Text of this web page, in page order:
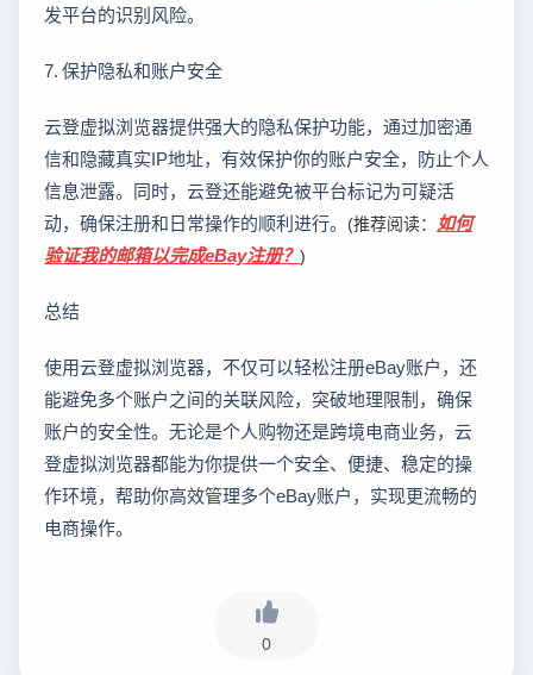
发平台的识别风险。
7. 保护隐私和账户安全
云登虚拟浏览器提供强大的隐私保护功能，通过加密通
信和隐藏真实IP地址，有效保护你的账户安全，防止个人
信息泄露。同时，云登还能避免被平台标记为可疑活
动，确保注册和日常操作的顺利进行。 (推荐阅读： 如何
验证我的邮箱以完成eBay注册？ )
总结
使用云登虚拟浏览器，不仅可以轻松注册eBay账户，还
能避免多个账户之间的关联风险，突破地理限制，确保
账户的安全性。无论是个人购物还是跨境电商业务，云
登虚拟浏览器都能为你提供一个安全、便捷、稳定的操
作环境，帮助你高效管理多个eBay账户，实现更流畅的
电商操作。
0